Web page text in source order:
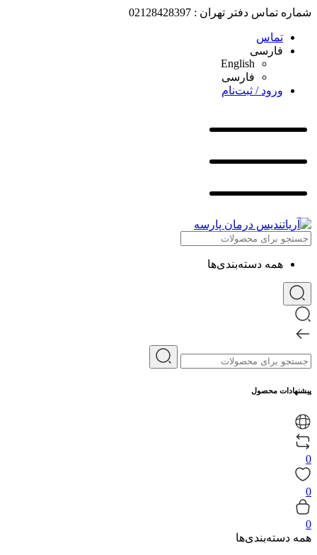
شماره تماس دفتر تهران : 02128428397
تماس
فارسی
English
فارسی
ورود / ثبت‌نام
همه دسته‌بندی‌ها
پیشنهادات محصول
0
0
0
همه دسته‌بندی‌ها